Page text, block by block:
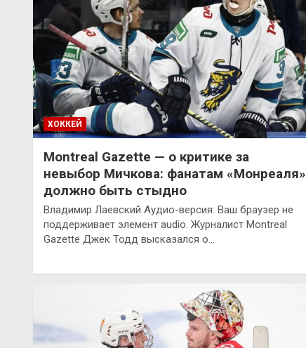
ХОККЕЙ
Montreal Gazette — о критике за
невыбор Мичкова: фанатам «Монреаля»
должно быть стыдно
Владимир Лаевский Аудио-версия: Ваш браузер не
поддерживает элемент audio. Журналист Montreal
Gazette Джек Тодд высказался о…